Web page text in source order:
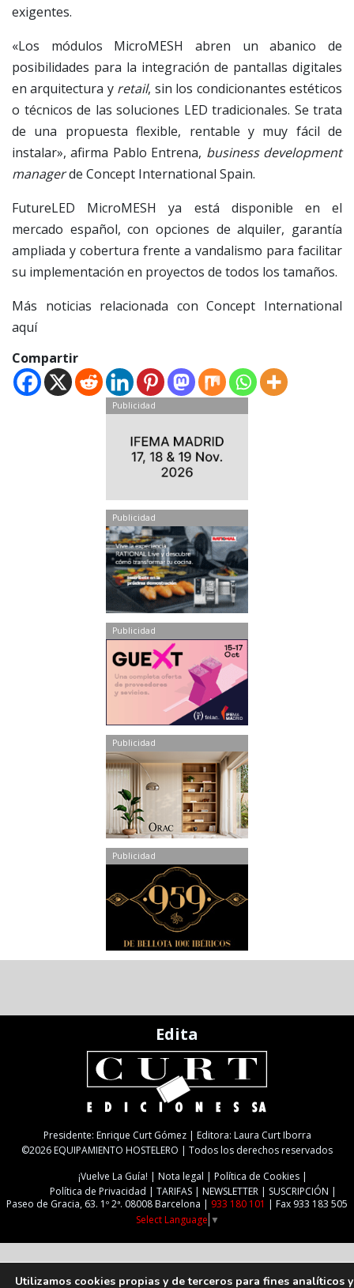
exigentes.
«Los módulos MicroMESH abren un abanico de
posibilidades para la integración de pantallas digitales
en arquitectura y retail, sin los condicionantes estéticos
o técnicos de las soluciones LED tradicionales. Se trata
de una propuesta flexible, rentable y muy fácil de
instalar», afirma Pablo Entrena, business development
managerde Concept International Spain.
FutureLED MicroMESH ya está disponible en el
mercado español, con opciones de alquiler, garantía
ampliada y cobertura frente a vandalismo para facilitar
su implementación en proyectos de todos los tamaños.
Más noticias relacionada con Concept International
aquí
Compartir
Publicidad
Publicidad
Publicidad
Publicidad
Publicidad
Edita
Presidente: Enrique Curt Gómez | Editora: Laura Curt Iborra
©2026 EQUIPAMIENTO HOSTELERO | Todos los derechos reservados
¡Vuelve La Guía!
Nota legal
Política de Cookies
Política de Privacidad
TARIFAS NEWSLETTER
SUSCRIPCIÓN
Paseo de Gracia, 63. 1º 2ª. 08008 Barcelona | 933 180 101 | Fax 933 183 505
Select Language ▼
Utilizamos cookies propias y de terceros para fines analíticos y